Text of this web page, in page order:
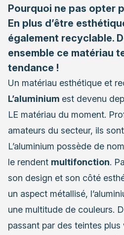
Pourquoi ne pas opter
En plus d’être
également recyclable.
ensemble ce matériau
tendance !
Un matériau esthétique et
L’aluminium est devenu
LE matériau du moment.
amateurs du secteur, ils
L’aluminium possède de
le rendent multifonction.
son design et son côté
un aspect métallisé,
une multitude de couleurs.
passant par des teintes